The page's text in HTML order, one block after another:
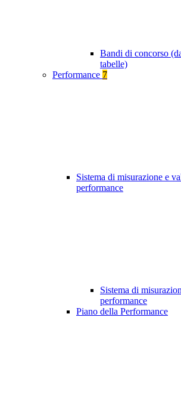
Bandi di concorso
tabelle)
Performance 7
Sistema di misurazione e
performance
Sistema di
performance
Piano della Performance